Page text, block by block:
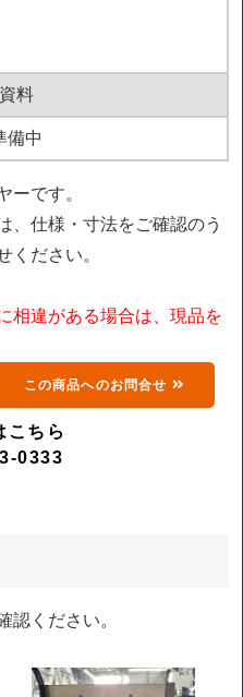
料
備中
ーです。
、仕様・寸法をご確認のう
ください。
相違がある場合は、現品を
この商品へのお問合せ
こちら
0333
ください。